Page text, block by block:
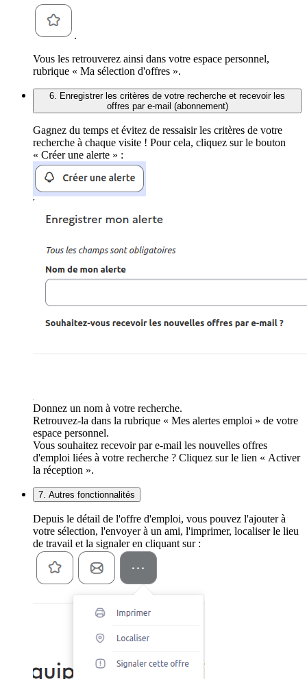
.
Vous les retrouverez ainsi dans votre espace personnel,
rubrique « Ma sélection d'offres ».
6. Enregistrer les critères de votre recherche et recevoir les
offres par e-mail (abonnement)
Gagnez du temps et évitez de ressaisir les critères de votre
recherche à chaque visite ! Pour cela, cliquez sur le bouton
« Créer une alerte » :
Donnez un nom à votre recherche.
Retrouvez-la dans la rubrique « Mes alertes emploi » de votre
espace personnel.
Vous souhaitez recevoir par e-mail les nouvelles offres
d'emploi liées à votre recherche ? Cliquez sur le lien « Activer
la réception ».
7. Autres fonctionnalités
Depuis le détail de l'offre d'emploi, vous pouvez l'ajouter à
votre sélection, l'envoyer à un ami, l'imprimer, localiser le lieu
de travail et la signaler en cliquant sur :